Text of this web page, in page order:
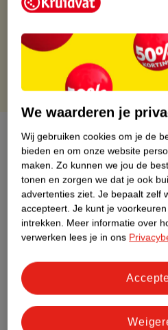
Gratis thuisbezorgd
Gratis punten met je Kruidvat
Over dit product
Productinformatie
Nature Impact Score
Dit product
Impact
Bestel & Bezorginformatie
We waarderen je
Wij gebruiken cookies om je de
bieden en om onze website
maken. Zo kunnen we jou de
tonen en zorgen we dat je ook
advertenties ziet. Je bepaalt zelf
accepteert. Je kunt je
intrekken. Meer informatie over
verwerken lees je in ons